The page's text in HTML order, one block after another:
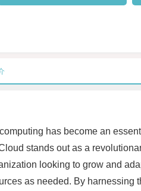
has become an
stands out as a
looking to grow and
as needed. By